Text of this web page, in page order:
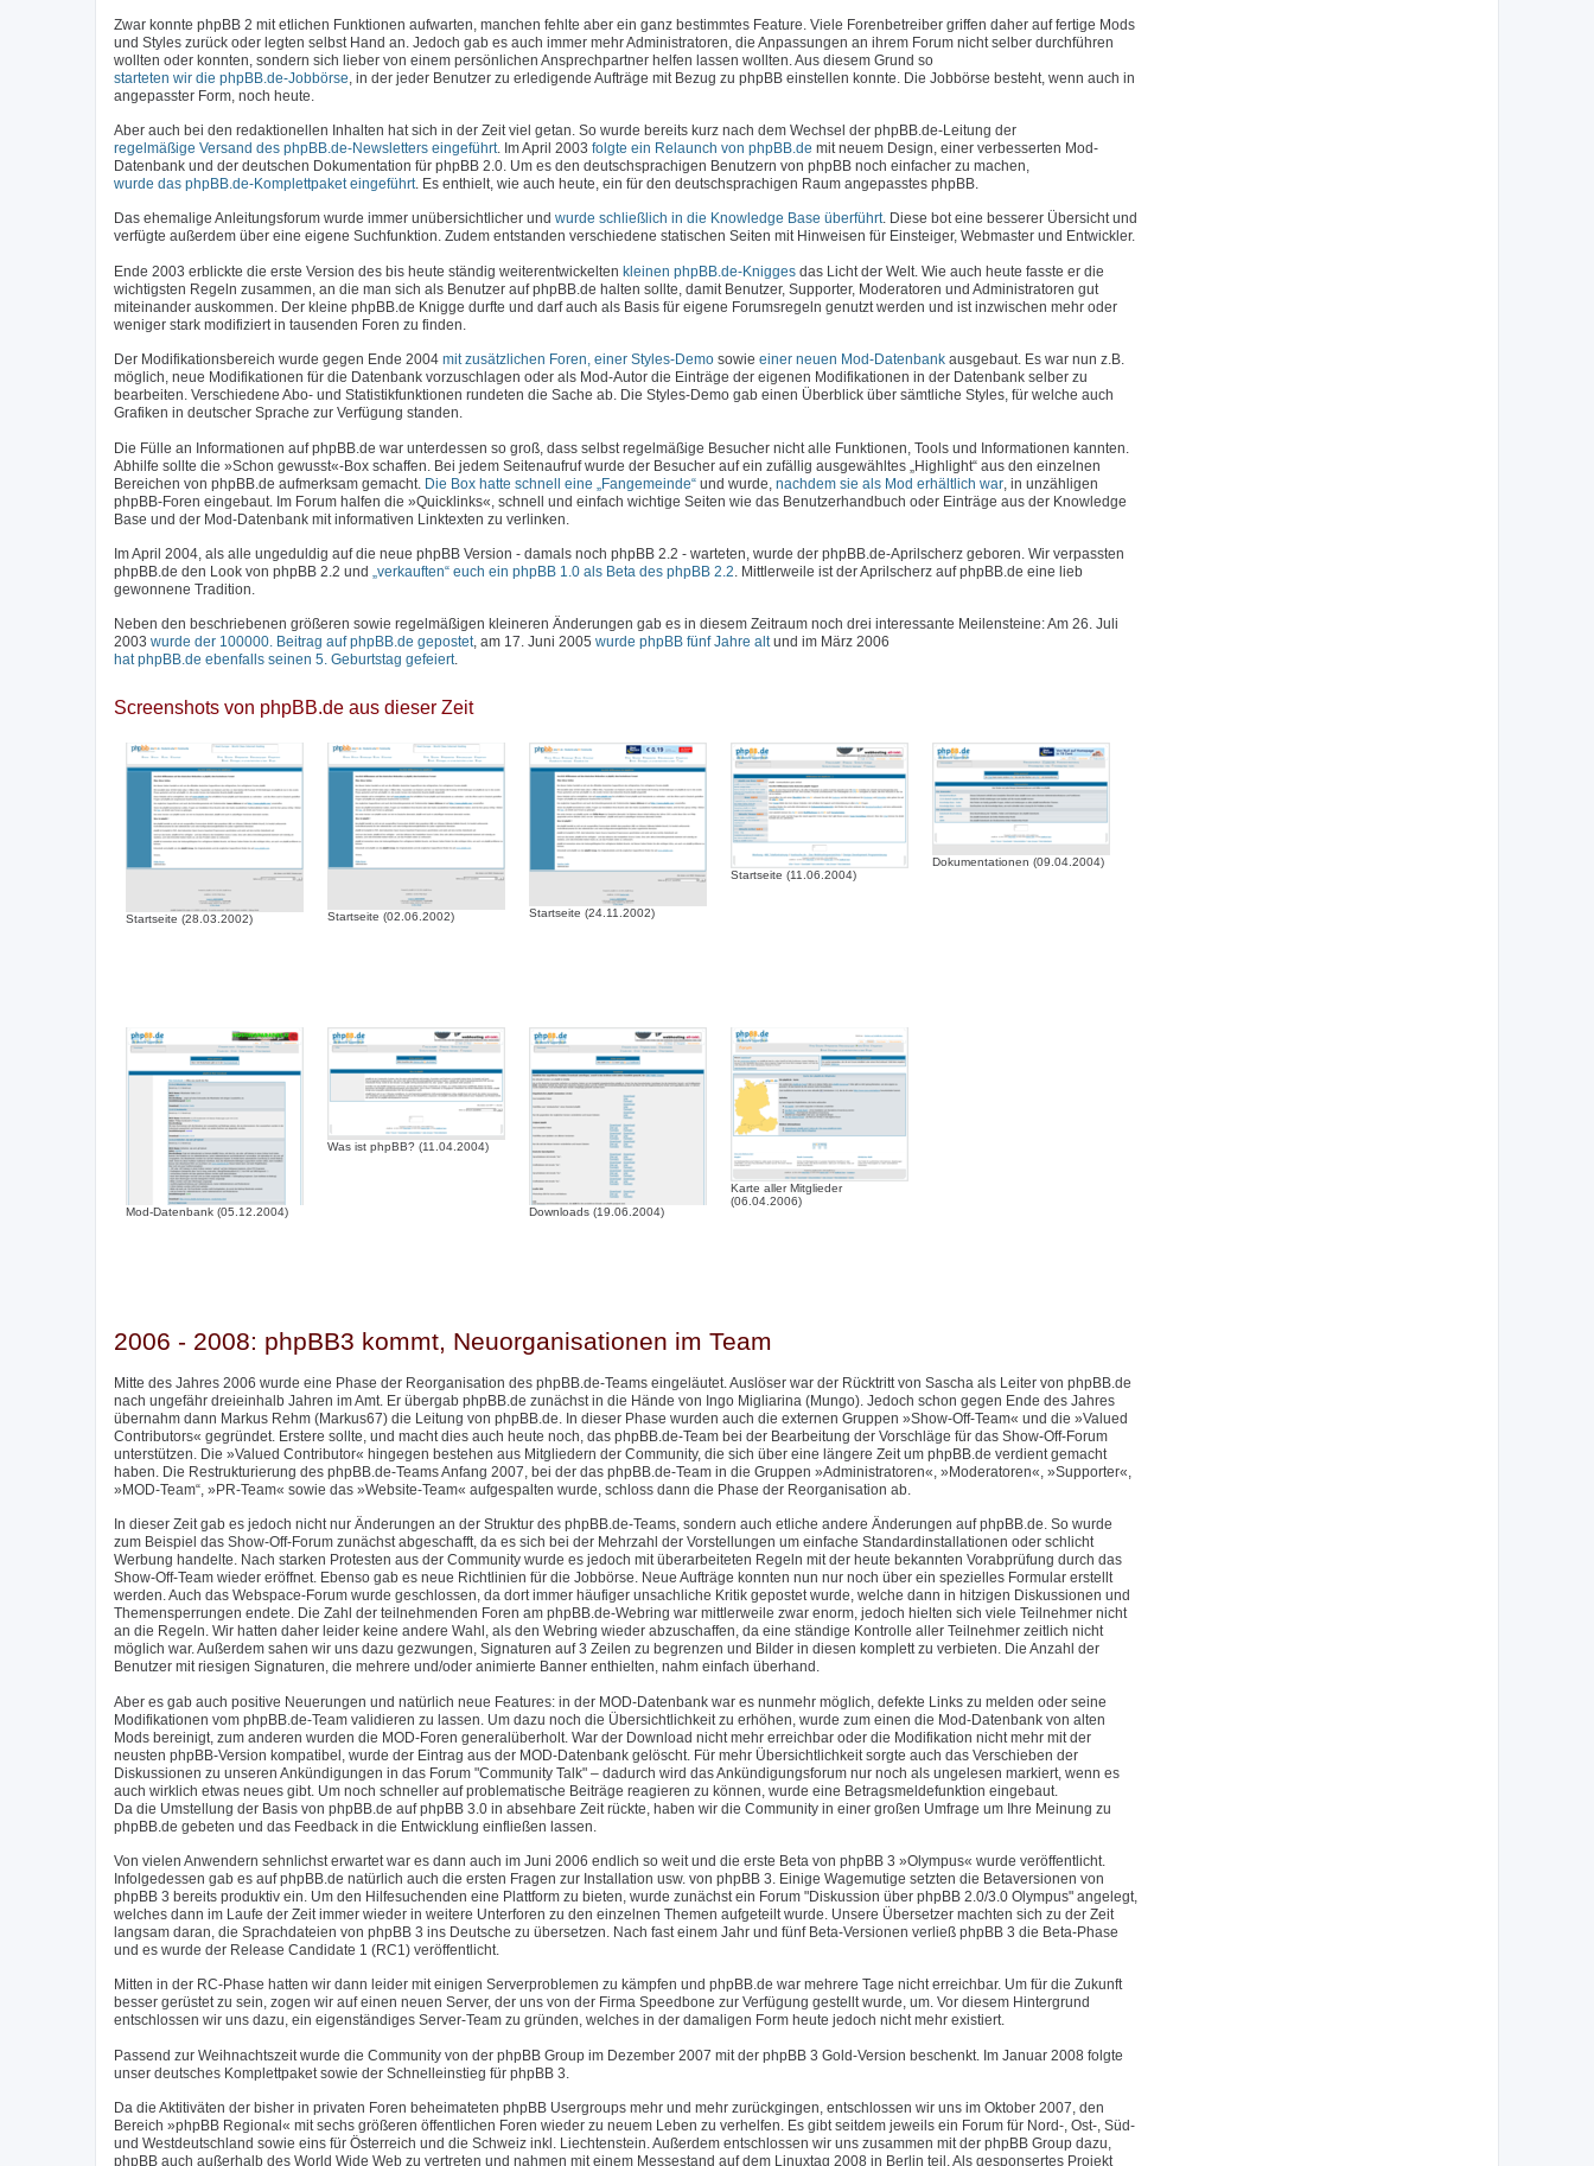
Zwar konnte phpBB 2 mit etlichen Funktionen aufwarten, manchen fehlte aber ein ganz bestimmtes Feature. Viele Forenbetreiber griffen daher auf fertige Mods
und Styles zurück oder legten selbst Hand an. Jedoch gab es auch immer mehr Administratoren, die Anpassungen an ihrem Forum nicht selber durchführen
wollten oder konnten, sondern sich lieber von einem persönlichen Ansprechpartner helfen lassen wollten. Aus diesem Grund so
starteten wir die phpBB.de-Jobbörse , in der jeder Benutzer zu erledigende Aufträge mit Bezug zu phpBB einstellen konnte. Die Jobbörse besteht, wenn auch in
angepasster Form, noch heute.
Aber auch bei den redaktionellen Inhalten hat sich in der Zeit viel getan. So wurde bereits kurz nach dem Wechsel der phpBB.de-Leitung der
regelmäßige Versand des phpBB.de-Newsletters eingeführt. Im April 2003 folgte ein Relaunch von phpBB.de mit neuem Design, einer verbesserten Mod-
Datenbank und der deutschen Dokumentation für phpBB 2.0. Um es den deutschsprachigen Benutzern von phpBB noch einfacher zu machen,
wurde das phpBB.de-Komplettpaket eingeführt. Es enthielt, wie auch heute, ein für den deutschsprachigen Raum angepasstes phpBB.
Das ehemalige Anleitungsforum wurde immer unübersichtlicher und wurde schließlich in die Knowledge Base überführt. Diese bot eine besserer Übersicht und
verfügte außerdem über eine eigene Suchfunktion. Zudem entstanden verschiedene statischen Seiten mit Hinweisen für Einsteiger, Webmaster und Entwickler.
Ende 2003 erblickte die erste Version des bis heute ständig weiterentwickelten kleinen phpBB.de-Knigges das Licht der Welt. Wie auch heute fasste er die
wichtigsten Regeln zusammen, an die man sich als Benutzer auf phpBB.de halten sollte, damit Benutzer, Supporter, Moderatoren und Administratoren gut
miteinander auskommen. Der kleine phpBB.de Knigge durfte und darf auch als Basis für eigene Forumsregeln genutzt werden und ist inzwischen mehr oder
weniger stark modifiziert in tausenden Foren zu finden.
Der Modifikationsbereich wurde gegen Ende 2004 mit zusätzlichen Foren, einer Styles-Demo sowie einer neuen Mod-Datenbank ausgebaut. Es war nun z.B.
möglich, neue Modifikationen für die Datenbank vorzuschlagen oder als Mod-Autor die Einträge der eigenen Modifikationen in der Datenbank selber zu
bearbeiten. Verschiedene Abo- und Statistikfunktionen rundeten die Sache ab. Die Styles-Demo gab einen Überblick über sämtliche Styles, für welche auch
Grafiken in deutscher Sprache zur Verfügung standen.
Die Fülle an Informationen auf phpBB.de war unterdessen so groß, dass selbst regelmäßige Besucher nicht alle Funktionen, Tools und Informationen kannten.
Abhilfe sollte die »Schon gewusst«-Box schaffen. Bei jedem Seitenaufruf wurde der Besucher auf ein zufällig ausgewähltes „Highlight“ aus den einzelnen
Bereichen von phpBB.de aufmerksam gemacht. Die Box hatte schnell eine „Fangemeinde“ und wurde, nachdem sie als Mod erhältlich war , in unzähligen
phpBB-Foren eingebaut. Im Forum halfen die »Quicklinks«, schnell und einfach wichtige Seiten wie das Benutzerhandbuch oder Einträge aus der Knowledge
Base und der Mod-Datenbank mit informativen Linktexten zu verlinken.
Im April 2004, als alle ungeduldig auf die neue phpBB Version - damals noch phpBB 2.2 - warteten, wurde der phpBB.de-Aprilscherz geboren. Wir verpassten
phpBB.de den Look von phpBB 2.2 und „verkauften“ euch ein phpBB 1.0 als Beta des phpBB 2.2. Mittlerweile ist der Aprilscherz auf phpBB.de eine lieb
gewonnene Tradition.
Neben den beschriebenen größeren sowie regelmäßigen kleineren Änderungen gab es in diesem Zeitraum noch drei interessante Meilensteine: Am 26. Juli
2003 wurde der 100000. Beitrag auf phpBB.de gepostet, am 17. Juni 2005 wurde phpBB fünf Jahre altund im März 2006
hat phpBB.de ebenfalls seinen 5. Geburtstag gefeiert.
Screenshots von phpBB.de aus dieser Zeit
Startseite (28.03.2002) Startseite (02.06.2002) Startseite (24.11.2002)
Startseite (11.06.2004)
Dokumentationen (09.04.2004)
Mod-Datenbank (05.12.2004)
Was ist phpBB? (11.04.2004)
Downloads (19.06.2004)
Karte aller Mitglieder
(06.04.2006)
2006 - 2008: phpBB3 kommt, Neuorganisationen im Team
Mitte des Jahres 2006 wurde eine Phase der Reorganisation des phpBB.de-Teams eingeläutet. Auslöser war der Rücktritt von Sascha als Leiter von phpBB.de
nach ungefähr dreieinhalb Jahren im Amt. Er übergab phpBB.de zunächst in die Hände von Ingo Migliarina (Mungo). Jedoch schon gegen Ende des Jahres
übernahm dann Markus Rehm (Markus67) die Leitung von phpBB.de. In dieser Phase wurden auch die externen Gruppen »Show-Off-Team« und die »Valued
Contributors« gegründet. Erstere sollte, und macht dies auch heute noch, das phpBB.de-Team bei der Bearbeitung der Vorschläge für das Show-Off-Forum
unterstützen. Die »Valued Contributor« hingegen bestehen aus Mitgliedern der Community, die sich über eine längere Zeit um phpBB.de verdient gemacht
haben. Die Restrukturierung des phpBB.de-Teams Anfang 2007, bei der das phpBB.de-Team in die Gruppen »Administratoren«, »Moderatoren«, »Supporter«,
»MOD-Team“, »PR-Team« sowie das »Website-Team« aufgespalten wurde, schloss dann die Phase der Reorganisation ab.
In dieser Zeit gab es jedoch nicht nur Änderungen an der Struktur des phpBB.de-Teams, sondern auch etliche andere Änderungen auf phpBB.de. So wurde
zum Beispiel das Show-Off-Forum zunächst abgeschafft, da es sich bei der Mehrzahl der Vorstellungen um einfache Standardinstallationen oder schlicht
Werbung handelte. Nach starken Protesten aus der Community wurde es jedoch mit überarbeiteten Regeln mit der heute bekannten Vorabprüfung durch das
Show-Off-Team wieder eröffnet. Ebenso gab es neue Richtlinien für die Jobbörse. Neue Aufträge konnten nun nur noch über ein spezielles Formular erstellt
werden. Auch das Webspace-Forum wurde geschlossen, da dort immer häufiger unsachliche Kritik gepostet wurde, welche dann in hitzigen Diskussionen und
Themensperrungen endete. Die Zahl der teilnehmenden Foren am phpBB.de-Webring war mittlerweile zwar enorm, jedoch hielten sich viele Teilnehmer nicht
an die Regeln. Wir hatten daher leider keine andere Wahl, als den Webring wieder abzuschaffen, da eine ständige Kontrolle aller Teilnehmer zeitlich nicht
möglich war. Außerdem sahen wir uns dazu gezwungen, Signaturen auf 3 Zeilen zu begrenzen und Bilder in diesen komplett zu verbieten. Die Anzahl der
Benutzer mit riesigen Signaturen, die mehrere und/oder animierte Banner enthielten, nahm einfach überhand.
Aber es gab auch positive Neuerungen und natürlich neue Features: in der MOD-Datenbank war es nunmehr möglich, defekte Links zu melden oder seine
Modifikationen vom phpBB.de-Team validieren zu lassen. Um dazu noch die Übersichtlichkeit zu erhöhen, wurde zum einen die Mod-Datenbank von alten
Mods bereinigt, zum anderen wurden die MOD-Foren generalüberholt. War der Download nicht mehr erreichbar oder die Modifikation nicht mehr mit der
neusten phpBB-Version kompatibel, wurde der Eintrag aus der MOD-Datenbank gelöscht. Für mehr Übersichtlichkeit sorgte auch das Verschieben der
Diskussionen zu unseren Ankündigungen in das Forum "Community Talk" – dadurch wird das Ankündigungsforum nur noch als ungelesen markiert, wenn es
auch wirklich etwas neues gibt. Um noch schneller auf problematische Beiträge reagieren zu können, wurde eine Betragsmeldefunktion eingebaut.
Da die Umstellung der Basis von phpBB.de auf phpBB 3.0 in absehbare Zeit rückte, haben wir die Community in einer großen Umfrage um Ihre Meinung zu
phpBB.de gebeten und das Feedback in die Entwicklung einfließen lassen.
Von vielen Anwendern sehnlichst erwartet war es dann auch im Juni 2006 endlich so weit und die erste Beta von phpBB 3 »Olympus« wurde veröffentlicht.
Infolgedessen gab es auf phpBB.de natürlich auch die ersten Fragen zur Installation usw. von phpBB 3. Einige Wagemutige setzten die Betaversionen von
phpBB 3 bereits produktiv ein. Um den Hilfesuchenden eine Plattform zu bieten, wurde zunächst ein Forum "Diskussion über phpBB 2.0/3.0 Olympus" angelegt,
welches dann im Laufe der Zeit immer wieder in weitere Unterforen zu den einzelnen Themen aufgeteilt wurde. Unsere Übersetzer machten sich zu der Zeit
langsam daran, die Sprachdateien von phpBB 3 ins Deutsche zu übersetzen. Nach fast einem Jahr und fünf Beta-Versionen verließ phpBB 3 die Beta-Phase
und es wurde der Release Candidate 1 (RC1) veröffentlicht.
Mitten in der RC-Phase hatten wir dann leider mit einigen Serverproblemen zu kämpfen und phpBB.de war mehrere Tage nicht erreichbar. Um für die Zukunft
besser gerüstet zu sein, zogen wir auf einen neuen Server, der uns von der Firma Speedbone zur Verfügung gestellt wurde, um. Vor diesem Hintergrund
entschlossen wir uns dazu, ein eigenständiges Server-Team zu gründen, welches in der damaligen Form heute jedoch nicht mehr existiert.
Passend zur Weihnachtszeit wurde die Community von der phpBB Group im Dezember 2007 mit der phpBB 3 Gold-Version beschenkt. Im Januar 2008 folgte
unser deutsches Komplettpaket sowie der Schnelleinstieg für phpBB 3.
Da die Aktitiväten der bisher in privaten Foren beheimateten phpBB Usergroups mehr und mehr zurückgingen, entschlossen wir uns im Oktober 2007, den
Bereich »phpBB Regional« mit sechs größeren öffentlichen Foren wieder zu neuem Leben zu verhelfen. Es gibt seitdem jeweils ein Forum für Nord-, Ost-, Süd-
und Westdeutschland sowie eins für Österreich und die Schweiz inkl. Liechtenstein. Außerdem entschlossen wir uns zusammen mit der phpBB Group dazu,
phpBB auch außerhalb des World Wide Web zu vertreten und nahmen mit einem Messestand auf dem Linuxtag 2008 in Berlin teil. Als gesponsertes Projekt